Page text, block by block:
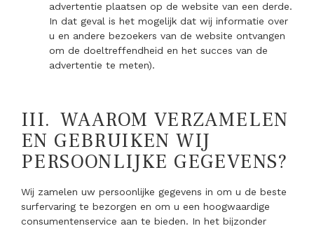
advertentie plaatsen op de website van een derde.
In dat geval is het mogelijk dat wij informatie over
u en andere bezoekers van de website ontvangen
om de doeltreffendheid en het succes van de
advertentie te meten).
III. WAAROM VERZAMELEN
EN GEBRUIKEN WIJ
PERSOONLIJKE GEGEVENS?
Wij zamelen uw persoonlijke gegevens in om u de beste
surfervaring te bezorgen en om u een hoogwaardige
consumentenservice aan te bieden. In het bijzonder